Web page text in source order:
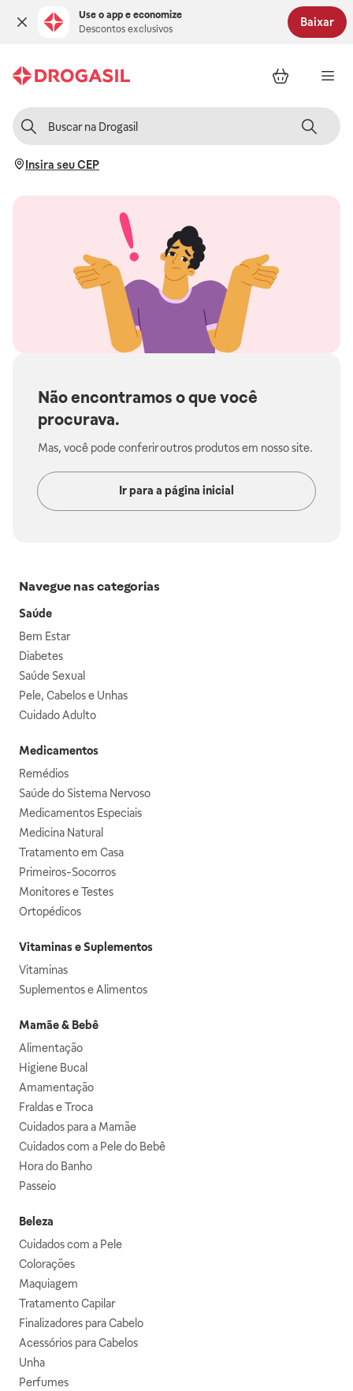
Use o app e economize
Descontos exclusivos
Baixar
Insira seu CEP
Não encontramos o que você
procurava.
Mas, você pode conferir outros produtos em nosso site.
Ir para a página inicial
Navegue nas categorias
Saúde
Bem Estar
Diabetes
Saúde Sexual
Pele, Cabelos e Unhas
Cuidado Adulto
Medicamentos
Remédios
Saúde do Sistema Nervoso
Medicamentos Especiais
Medicina Natural
Tratamento em Casa
Primeiros-Socorros
Monitores e Testes
Ortopédicos
Vitaminas e Suplementos
Vitaminas
Suplementos e Alimentos
Mamãe & Bebê
Alimentação
Higiene Bucal
Amamentação
Fraldas e Troca
Cuidados para a Mamãe
Cuidados com a Pele do Bebê
Hora do Banho
Passeio
Beleza
Cuidados com a Pele
Colorações
Maquiagem
Tratamento Capilar
Finalizadores para Cabelo
Acessórios para Cabelos
Unha
Perfumes